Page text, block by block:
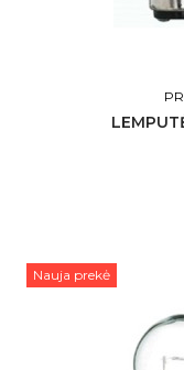
Nauja prekė